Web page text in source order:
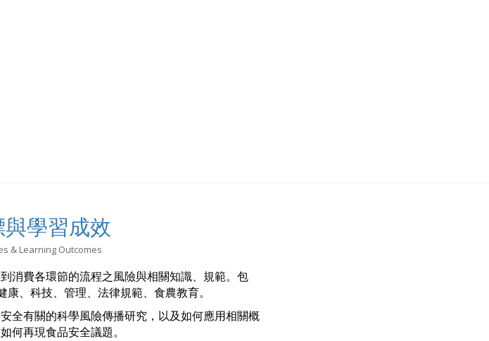
學習成效
& Learning Outcomes
消費各環節的流程之風險與相關知識、規範。包
、科技、管理、法律規範、食農教育。
全有關的科學風險傳播研究，以及如何應用相關概
何再現食品安全議題。